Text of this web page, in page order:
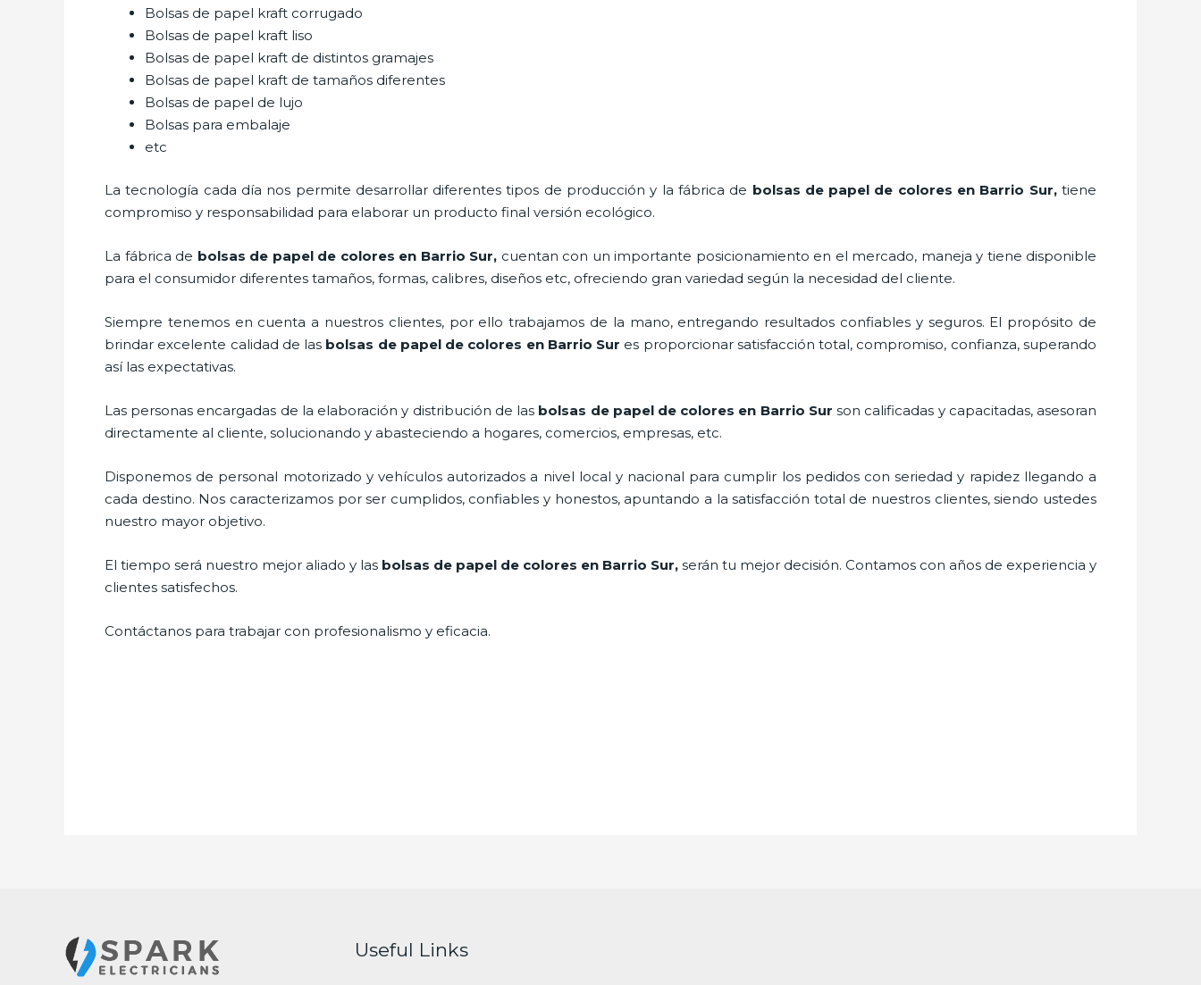
Bolsas de papel kraft corrugado
Bolsas de papel kraft liso
Bolsas de papel kraft de distintos gramajes
Bolsas de papel kraft de tamaños diferentes
Bolsas de papel de lujo
Bolsas para embalaje
etc
La tecnología cada día nos permite desarrollar diferentes tipos de producción y la fábrica de bolsas de papel de colores en Barrio Sur,tiene
compromiso y responsabilidad para elaborar un producto final versión ecológico.
La fábrica de bolsas de papel de colores en Barrio Sur, cuentan con un importante posicionamiento en el mercado, maneja y tiene disponible
para el consumidor diferentes tamaños, formas, calibres, diseños etc, ofreciendo gran variedad según la necesidad del cliente.
Siempre tenemos en cuenta a nuestros clientes, por ello trabajamos de la mano, entregando resultados confiables y seguros. El propósito de
brindar excelente calidad de las bolsas de papel de colores en Barrio Sur es proporcionar satisfacción total, compromiso, confianza, superando
así las expectativas.
Las personas encargadas de la elaboración y distribución de las bolsas de papel de colores en Barrio Surson calificadas y capacitadas, asesoran
directamente al cliente, solucionando y abasteciendo a hogares, comercios, empresas, etc.
Disponemos de personal motorizado y vehículos autorizados a nivel local y nacional para cumplir los pedidos con seriedad y rapidez llegando a
cada destino. Nos caracterizamos por ser cumplidos, confiables y honestos, apuntando a la satisfacción total de nuestros clientes, siendo ustedes
nuestro mayor objetivo.
El tiempo será nuestro mejor aliado y las bolsas de papel de colores en Barrio Sur, serán tu mejor decisión. Contamos con años de experiencia y
clientes satisfechos.
Contáctanos para trabajar con profesionalismo y eficacia.
Useful Links